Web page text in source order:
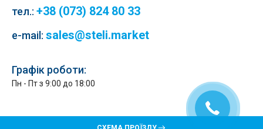
тел.: +38 (073) 824 80 33
e-mail: sales@steli.market
Графік роботи:
Пн - Пт з 9:00 до 18:00